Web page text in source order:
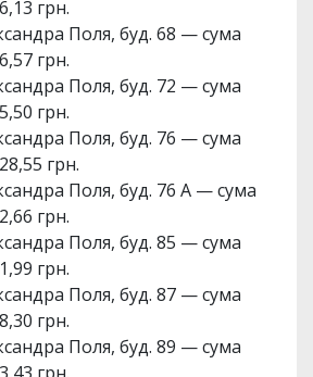
грн.
Поля, буд. 68 — сума
грн.
Поля, буд. 72 — сума
грн.
Поля, буд. 76 — сума
грн.
Поля, буд. 76 А — сума
грн.
Поля, буд. 85 — сума
грн.
Поля, буд. 87 — сума
грн.
Поля, буд. 89 — сума
грн.